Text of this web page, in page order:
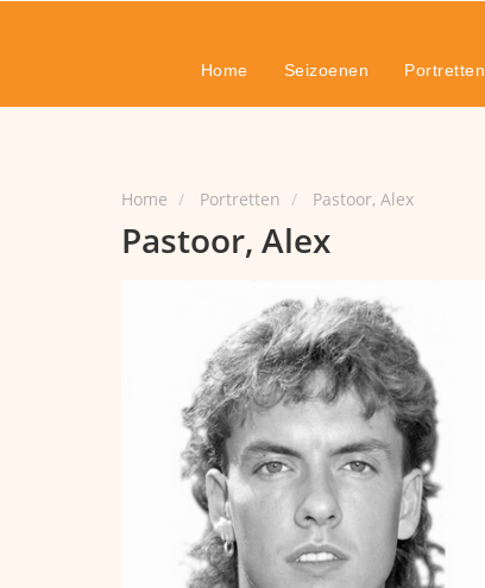
Home Seizoenen Portretten
Home Portretten Pastoor, Alex
Pastoor, Alex